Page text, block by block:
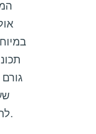
להם להסביר את פעילותו - בסביבות שלושה אנגסטרום (שהם שלוש מאיות-מיליוניות הסנטימטר).